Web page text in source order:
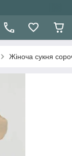
Жіноча сукня